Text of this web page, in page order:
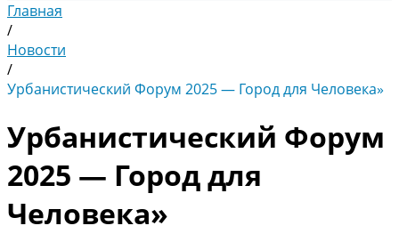
Главная
/
Новости
/
Урбанистический Форум 2025 — Город для Человека»
Урбанистический Форум
2025 — Город для
Человека»